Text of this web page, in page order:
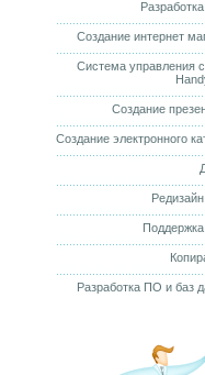
Создание интернет
Система управления
Создание
Создание электронного
Разработка ПО и баз